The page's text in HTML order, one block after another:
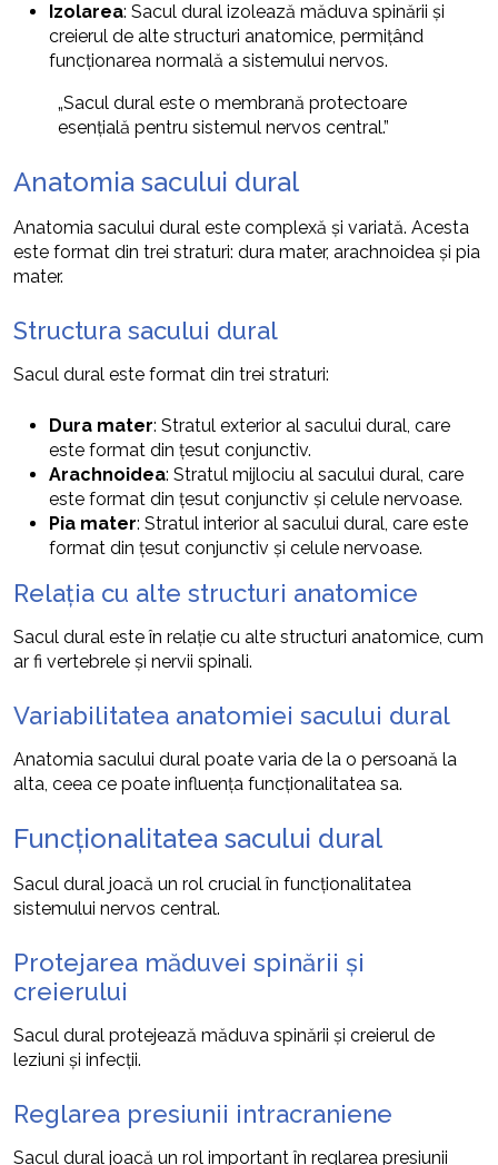
Izolarea: Sacul dural izolează măduva spinării și
creierul de alte structuri anatomice, permițând
funcționarea normală a sistemului nervos.
„Sacul dural este o membrană protectoare
esențială pentru sistemul nervos central.”
Anatomia sacului dural
Anatomia sacului dural este complexă și variată. Acesta
este format din trei straturi: dura mater, arachnoidea și pia
mater.
Structura sacului dural
Sacul dural este format din trei straturi:
Dura mater: Stratul exterior al sacului dural, care
este format din țesut conjunctiv.
Arachnoidea: Stratul mijlociu al sacului dural, care
este format din țesut conjunctiv și celule nervoase.
Pia mater: Stratul interior al sacului dural, care este
format din țesut conjunctiv și celule nervoase.
Relația cu alte structuri anatomice
Sacul dural este în relație cu alte structuri anatomice, cum
ar fi vertebrele și nervii spinali.
Variabilitatea anatomiei sacului dural
Anatomia sacului dural poate varia de la o persoană la
alta, ceea ce poate influența funcționalitatea sa.
Funcționalitatea sacului dural
Sacul dural joacă un rol crucial în funcționalitatea
sistemului nervos central.
Protejarea măduvei spinării și
creierului
Sacul dural protejează măduva spinării și creierul de
leziuni și infecții.
Reglarea presiunii intracraniene
Sacul dural joacă un rol important în reglarea presiunii